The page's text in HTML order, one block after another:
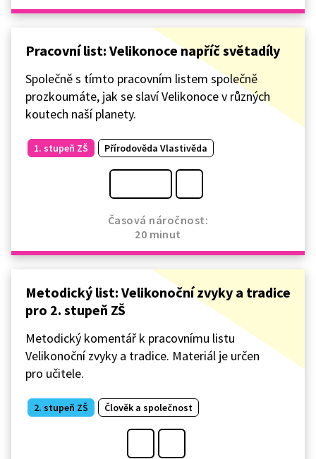
Pracovní list: Velikonoce napříč světadíly
Společně s tímto pracovním listem společně
prozkoumáte, jak se slaví Velikonoce v různých
koutech naší planety.
1. stupeň ZŠ Přírodověda Vlastivěda
Časová náročnost:
20 minut
Metodický list: Velikonoční zvyky a tradice
pro 2. stupeň ZŠ
Metodický komentář k pracovnímu listu
Velikonoční zvyky a tradice. Materiál je určen
pro učitele.
2. stupeň ZŠ Člověk a společnost